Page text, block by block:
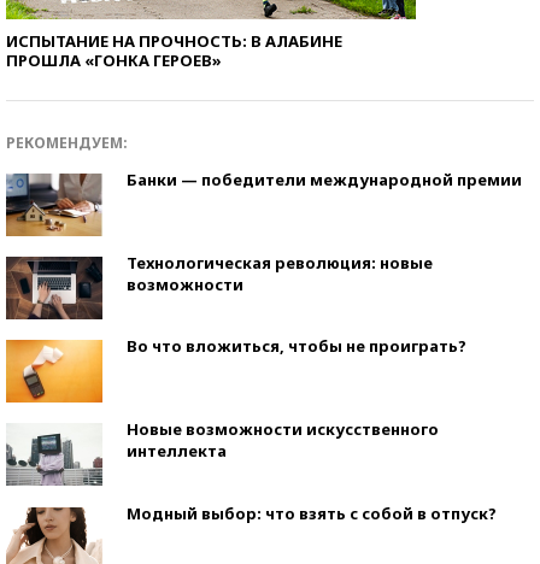
ИСПЫТАНИЕ НА ПРОЧНОСТЬ: В АЛАБИНЕ
ПРОШЛА «ГОНКА ГЕРОЕВ»
РЕКОМЕНДУЕМ:
Банки — победители международной премии
Технологическая революция: новые
возможности
Во что вложиться, чтобы не проиграть?
Новые возможности искусственного
интеллекта
Модный выбор: что взять с собой в отпуск?